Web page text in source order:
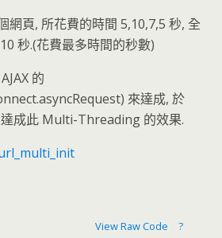
網頁, 所花費的時間 5,10,7,5 秒, 全
秒.(花費最多時間的秒數)
的
來達成, 於
達成此 Multi-Threading 的效果.
View Raw Code ?